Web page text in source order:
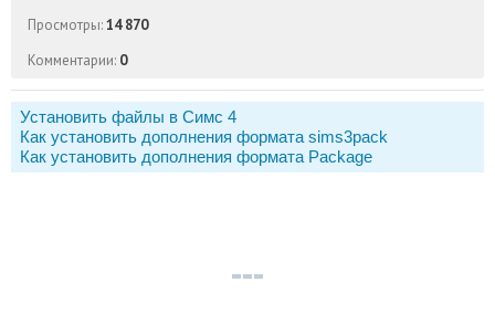
Просмотры:14 870
Комментарии: 0
Установить файлы в Симс 4
Как установить дополнения формата sims3pack
Как установить дополнения формата Package